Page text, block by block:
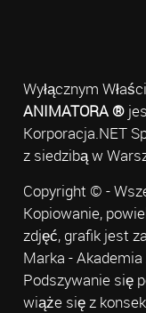
Wyłącznym
ANIMATORA ®
Korporacja.NET
z siedzibą w
Copyright © -
Kopiowanie,
zdjęć, grafik jest
Marka -
Podszywanie się
wiąże się z